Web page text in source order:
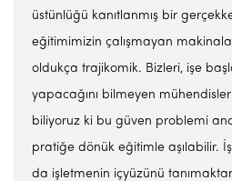
üstünlüğü kanıtlanmış bir
eğitimimizin çalışmayan
oldukça trajikomik. Bizleri, işe
yapacağını bilmeyen
biliyoruz ki bu güven problemi
pratiğe dönük eğitimle aşılabilir.
da işletmenin içyüzünü